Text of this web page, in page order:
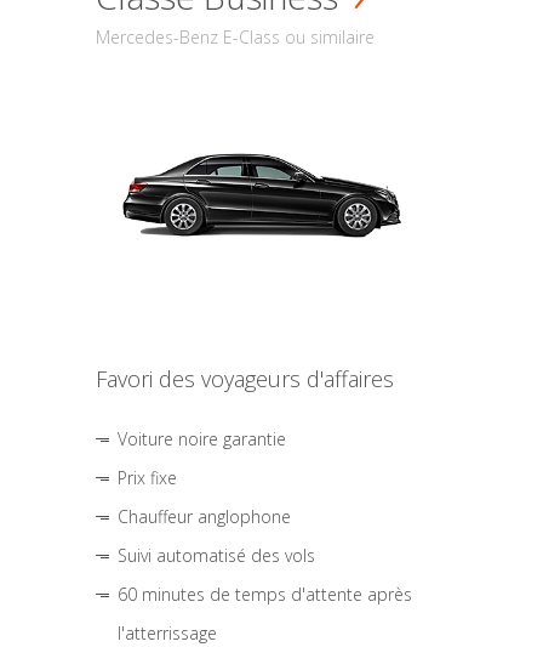
Mercedes-Benz E-Class ou similaire
Favori des voyageurs d'affaires
Voiture noire garantie
Prix fixe
Chauffeur anglophone
Suivi automatisé des vols
60 minutes de temps d'attente après
l'atterrissage